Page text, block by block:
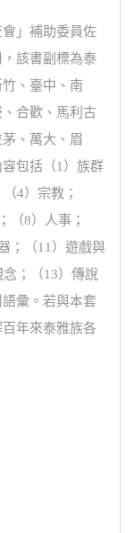
」補助委員佐
該書副標為泰
、臺中、南
合歡、馬利古
、萬大、眉
包括（1）族群
4）宗教；
（8）人事；
；（11）遊戲與
；（13）傳說
彙。若與本套
年來泰雅族各